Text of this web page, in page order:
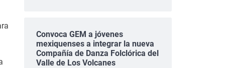
Convoca GEM a jóvenes
mexiquenses a integrar la nueva
Compañía de Danza Folclórica del
Valle de Los Volcanes